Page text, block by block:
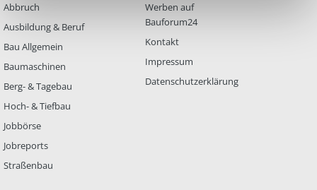
Abbruch
Ausbildung & Beruf
Bau Allgemein
Baumaschinen
Berg- & Tagebau
Hoch- & Tiefbau
Jobbörse
Jobreports
Straßenbau
Werben auf
Bauforum24
Kontakt
Impressum
Datenschutzerklärung